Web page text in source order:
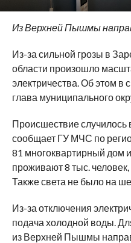
Из Верхней Пышмы
Из-за сильной грозы в
области произошло
электричества. Об этом в
глава муниципального
Происшествие случилось
сообщает ГУ МЧС по
81 многоквартирный дом
проживают 8 тыс.
Также света не было на
Из-за отключения
подача холодной воды.
из Верхней Пышмы